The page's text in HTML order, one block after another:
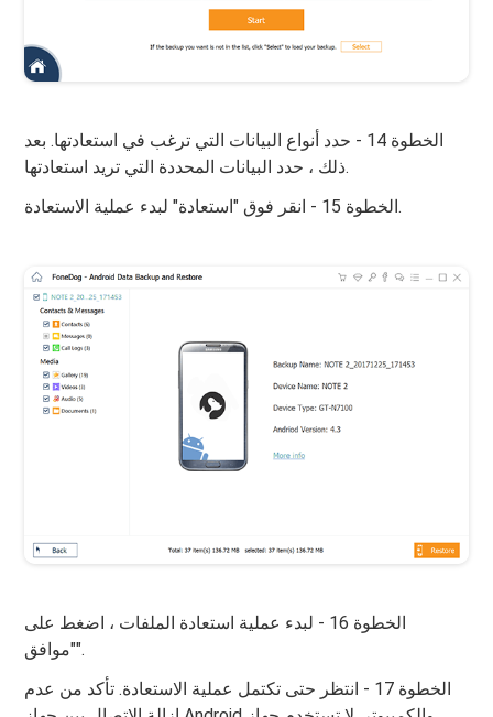
الخطوة 14 - حدد أنواع البيانات التي ترغب في استعادتها. بعد
ذلك ، حدد البيانات المحددة التي تريد استعادتها.
الخطوة 15 - انقر فوق "استعادة" لبدء عملية الاستعادة.
الخطوة 16 - لبدء عملية استعادة الملفات ، اضغط على
"موافق".
الخطوة 17 - انتظر حتى تكتمل عملية الاستعادة. تأكد من عدم